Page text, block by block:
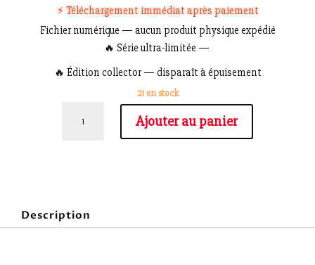
⚡ Téléchargement immédiat après paiement
Fichier numérique — aucun produit physique expédié
🔥 Série ultra-limitée —
🔥 Édition collector — disparaît à épuisement
21 en stock
Back
Ajouter au panier
Description